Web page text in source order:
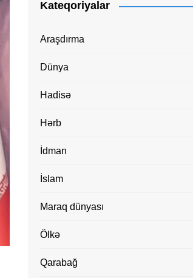
Kateqoriyalar
Araşdırma
Dünya
Hadisə
Hərb
İdman
İslam
Maraq dünyası
Ölkə
Qarabağ